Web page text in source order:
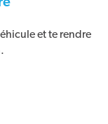
et te rendre